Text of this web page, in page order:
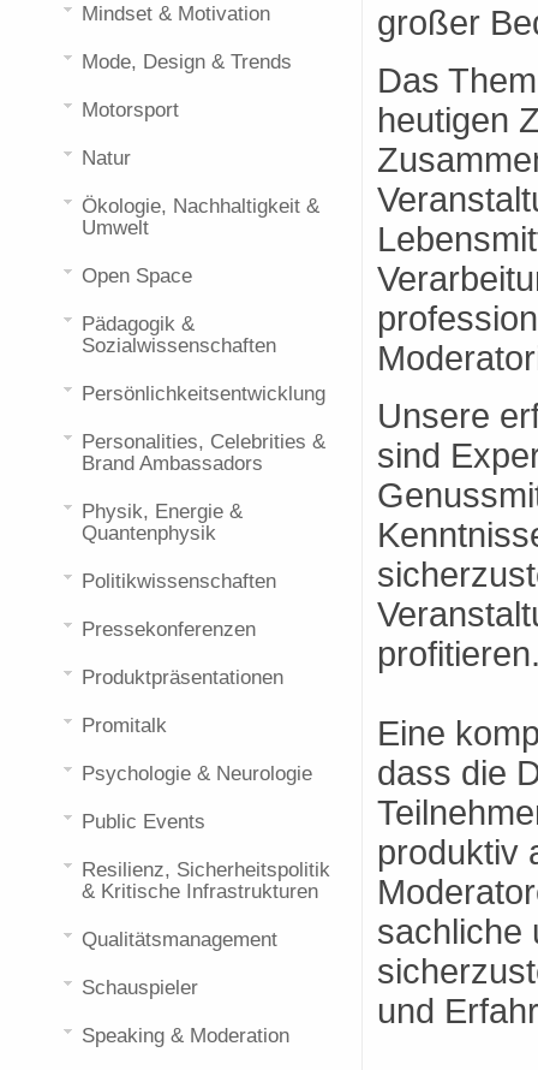
großer
Das
heutigen
Unsere
sind
Eine
dass die
produktiv
sachliche
und
Mindset & Motivation
Mode, Design & Trends
Motorsport
Natur
Ökologie, Nachhaltigkeit &
Umwelt
Open Space
Pädagogik &
Sozialwissenschaften
Persönlichkeitsentwicklung
Personalities, Celebrities &
Brand Ambassadors
Physik, Energie &
Quantenphysik
Politikwissenschaften
Pressekonferenzen
Produktpräsentationen
Promitalk
Psychologie & Neurologie
Public Events
Resilienz, Sicherheitspolitik
& Kritische Infrastrukturen
Qualitätsmanagement
Schauspieler
Speaking & Moderation